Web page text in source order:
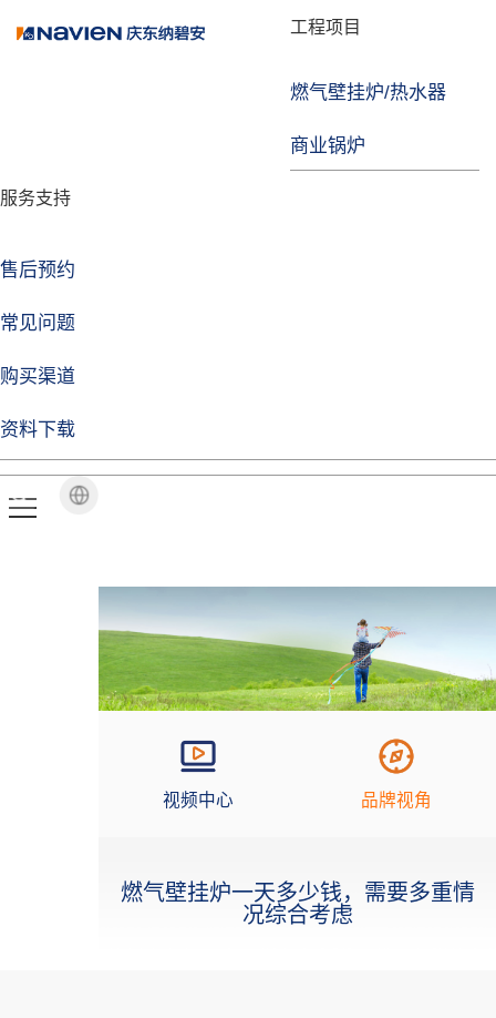
工程项目
燃气壁挂炉/热水器
商业锅炉
服务支持
售后预约
常见问题
购买渠道
资料下载
品牌故事
技术实力
企业动态
焦点注册Life
品牌视角
视频中心 品牌视角
燃气壁挂炉一天多少钱，需要多重情
况综合考虑